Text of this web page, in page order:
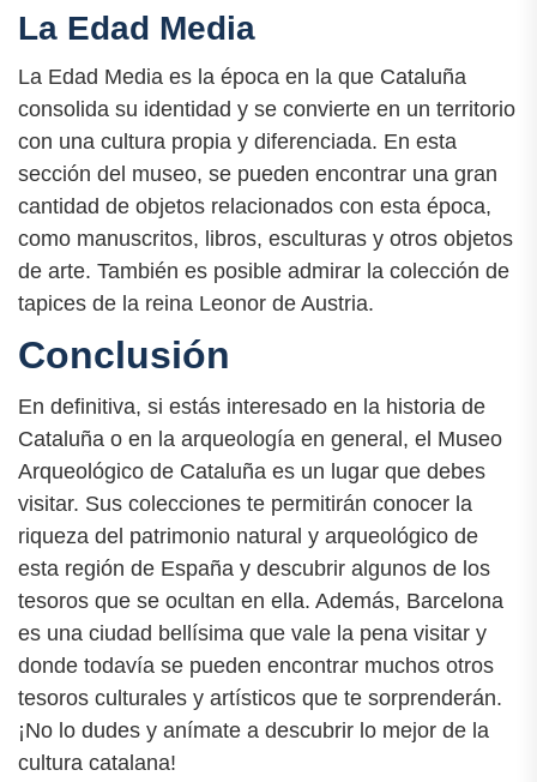
La Edad Media
La Edad Media es la época en la que Cataluña
consolida su identidad y se convierte en un territorio
con una cultura propia y diferenciada. En esta
sección del museo, se pueden encontrar una gran
cantidad de objetos relacionados con esta época,
como manuscritos, libros, esculturas y otros objetos
de arte. También es posible admirar la colección de
tapices de la reina Leonor de Austria.
Conclusión
En definitiva, si estás interesado en la historia de
Cataluña o en la arqueología en general, el Museo
Arqueológico de Cataluña es un lugar que debes
visitar. Sus colecciones te permitirán conocer la
riqueza del patrimonio natural y arqueológico de
esta región de España y descubrir algunos de los
tesoros que se ocultan en ella. Además, Barcelona
es una ciudad bellísima que vale la pena visitar y
donde todavía se pueden encontrar muchos otros
tesoros culturales y artísticos que te sorprenderán.
¡No lo dudes y anímate a descubrir lo mejor de la
cultura catalana!